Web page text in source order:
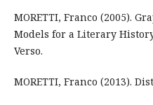
MORETTI, Franco (2005).
Models for a Literary
Verso.
MORETTI, Franco (2013).